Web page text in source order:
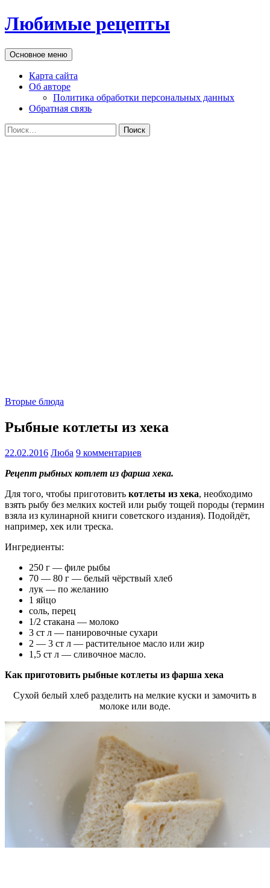
Перейти
к
Любимые рецепты
Поиск
Основное меню
Карта сайта
Об авторе
Политика обработки персональных данных
Обратная связь
Найти:
Вторые блюда
Рыбные котлеты из хека
22.02.2016 Люба 9 комментариев
Рецепт рыбных котлет из фарша хека.
Для того, чтобы приготовить котлеты из хека, необходимо
взять рыбу без мелких костей или рыбу тощей породы (термин
взяла из кулинарной книги советского издания). Подойдёт,
например, хек или треска.
Ингредиенты:
250 г — филе рыбы
70 — 80 г — белый чёрствый хлеб
лук — по желанию
1 яйцо
соль, перец
1/2 стакана — молоко
3 ст л — панировочные сухари
2 — 3 ст л — растительное масло или жир
1,5 ст л — сливочное масло.
Как приготовить рыбные котлеты из фарша хека
Сухой белый хлеб разделить на мелкие куски и замочить в
молоке или воде.